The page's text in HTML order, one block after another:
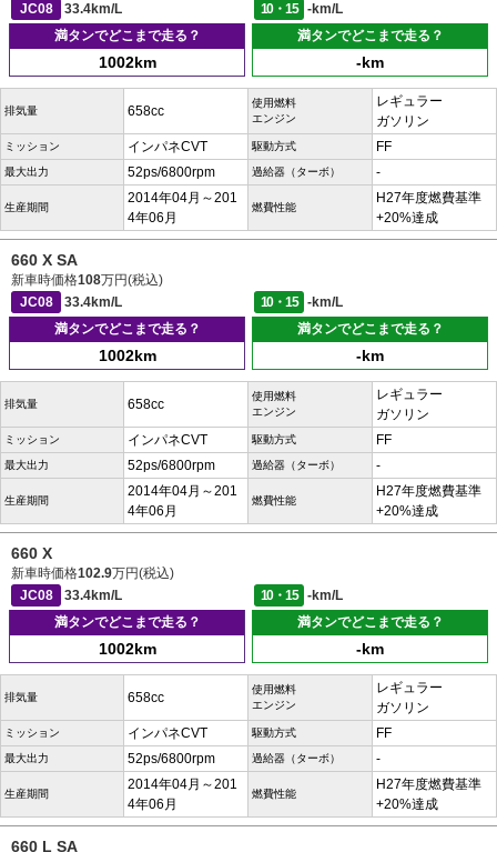
JC08
33.4km/L 10・15
-km/L
満タンでどこまで走る？
1002km
満タンでどこまで走る？
-km
排気量 658cc
使用燃料
エンジン
レギュラー
ガソリン
ミッション インパネCVT 駆動方式 FF
最大出力 52ps/6800rpm 過給器（ターボ） -
生産期間
2014年04月～201
4年06月
燃費性能
H27年度燃費基準
+20%達成
660 X SA
新車時価格108万円(税込)
JC08
33.4km/L 10・15
-km/L
満タンでどこまで走る？
1002km
満タンでどこまで走る？
-km
排気量 658cc
使用燃料
エンジン
レギュラー
ガソリン
ミッション インパネCVT 駆動方式 FF
最大出力 52ps/6800rpm 過給器（ターボ） -
生産期間
2014年04月～201
4年06月
燃費性能
H27年度燃費基準
+20%達成
660 X
新車時価格102.9万円(税込)
JC08
33.4km/L 10・15
-km/L
満タンでどこまで走る？
1002km
満タンでどこまで走る？
-km
排気量 658cc
使用燃料
エンジン
レギュラー
ガソリン
ミッション インパネCVT 駆動方式 FF
最大出力 52ps/6800rpm 過給器（ターボ） -
生産期間
2014年04月～201
4年06月
燃費性能
H27年度燃費基準
+20%達成
660 L SA